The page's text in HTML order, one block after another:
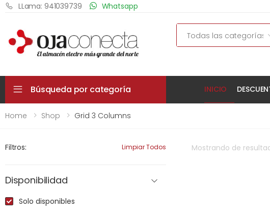
LLama: 941039739 Whatsapp
Search
Búsqueda por categoría INICIO
Home Shop Grid 3 Columns
Mostrando de
Filtros: Limpiar Todos
Disponibilidad
Solo disponibles